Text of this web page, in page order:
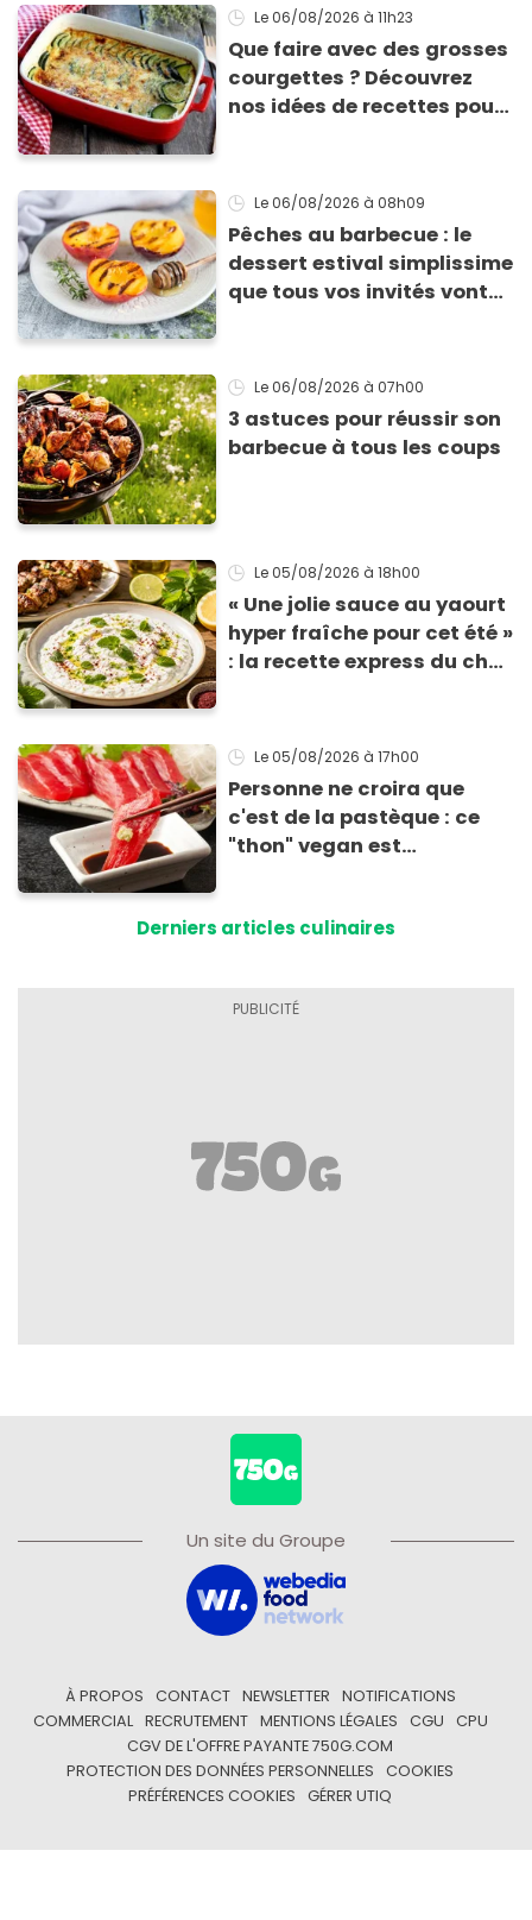
Le 06/08/2026 à 11h23
Que faire avec des grosses
courgettes ? Découvrez
nos idées de recettes pour
Le 06/08/2026 à 08h09
Pêches au barbecue : le
dessert estival simplissime
que tous vos invités vont
Le 06/08/2026 à 07h00
3 astuces pour réussir son
barbecue à tous les coups
Le 05/08/2026 à 18h00
« Une jolie sauce au yaourt
hyper fraîche pour cet été »
: la recette express du chef
grillades
Le 05/08/2026 à 17h00
Personne ne croira que
c'est de la pastèque : ce
"thon" vegan est
Derniers articles culinaires
Un site du Groupe
À PROPOS CONTACT NEWSLETTER
NOTIFICATIONS
COMMERCIAL
RECRUTEMENT MENTIONS LÉGALES CGU
CPU
CGV DE L'OFFRE PAYANTE 750G.COM
PROTECTION DES DONNÉES PERSONNELLES
COOKIES
PRÉFÉRENCES COOKIES
GÉRER UTIQ